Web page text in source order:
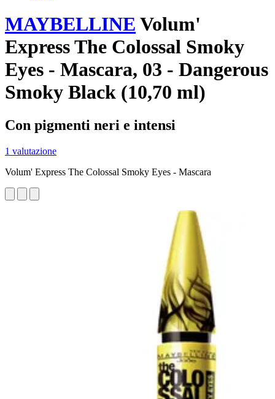
MAYBELLINE Volum'
Express The Colossal Smoky
Eyes - Mascara, 03 - Dangerous
Smoky Black (10,70 ml)
Con pigmenti neri e intensi
1 valutazione
Volum' Express The Colossal Smoky Eyes - Mascara